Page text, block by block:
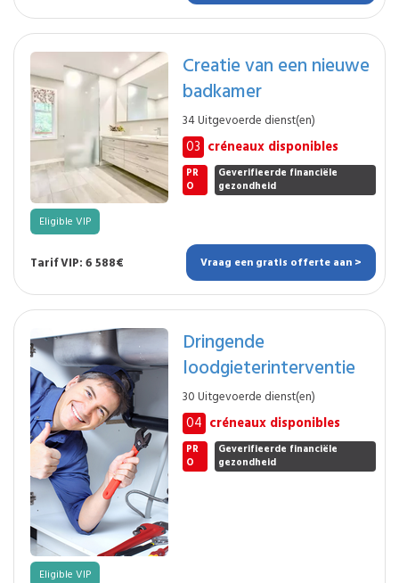
Creatie van een nieuwe
badkamer
34 Uitgevoerde dienst(en)
03 créneaux disponibles
PR
O
Geverifieerde financiële
gezondheid
Eligible VIP
Tarif VIP: 6 588€ Vraag een gratis offerte aan >
Dringende
loodgieterinterventie
30 Uitgevoerde dienst(en)
04 créneaux disponibles
PR
O
Geverifieerde financiële
gezondheid
Eligible VIP